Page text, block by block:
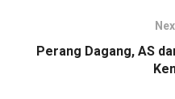
Perang Dagang, AS